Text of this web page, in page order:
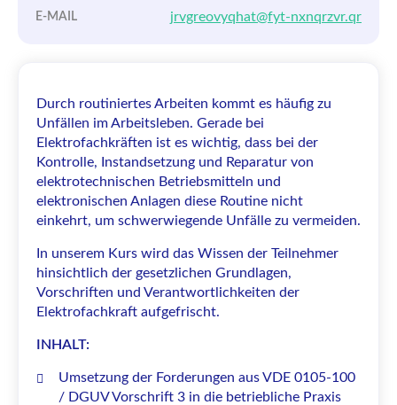
E-MAIL jrvgreovyqhat@fyt-nxnqrzvr.qr
Durch routiniertes Arbeiten kommt es häufig zu
Unfällen im Arbeitsleben. Gerade bei
Elektrofachkräften ist es wichtig, dass bei der
Kontrolle, Instandsetzung und Reparatur von
elektrotechnischen Betriebsmitteln und
elektronischen Anlagen diese Routine nicht
einkehrt, um schwerwiegende Unfälle zu vermeiden.
In unserem Kurs wird das Wissen der Teilnehmer
hinsichtlich der gesetzlichen Grundlagen,
Vorschriften und Verantwortlichkeiten der
Elektrofachkraft aufgefrischt.
INHALT:
Umsetzung der Forderungen aus VDE 0105-100
/ DGUV Vorschrift 3 in die betriebliche Praxis